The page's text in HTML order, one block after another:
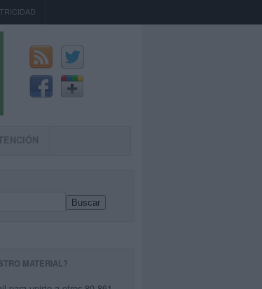
Buscar
MATERIAL?